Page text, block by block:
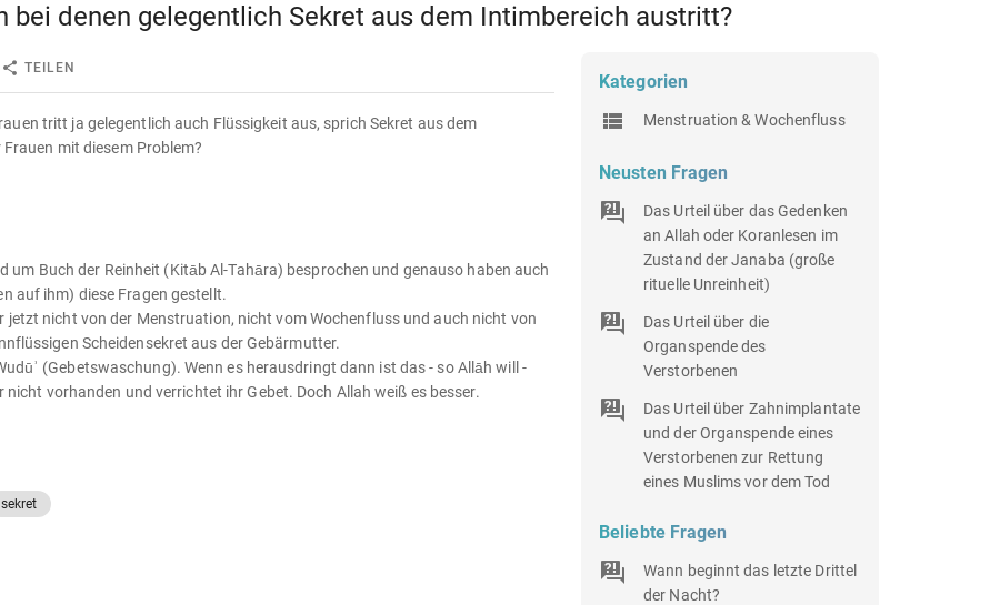
bei denen gelegentlich Sekret aus dem Intimbereich austritt?
TEILEN
tritt ja gelegentlich auch Flüssigkeit aus, sprich Sekret aus dem
mit diesem Problem?
um Buch der Reinheit (Kitāb Al-Tahāra) besprochen und genauso haben auch
auf ihm) diese Fragen gestellt.
jetzt nicht von der Menstruation, nicht vom Wochenfluss und auch nicht von
Scheidensekret aus der Gebärmutter.
(Gebetswaschung). Wenn es herausdringt dann ist das - so Allāh will -
vorhanden und verrichtet ihr Gebet. Doch Allah weiß es besser.
sekret
Kategorien
Menstruation & Wochenfluss
Neusten Fragen
Das Urteil über das Gedenken
an Allah oder Koranlesen im
Zustand der Janaba (große
rituelle Unreinheit)
Das Urteil über die
Organspende des
Verstorbenen
Das Urteil über Zahnimplantate
und der Organspende eines
Verstorbenen zur Rettung
eines Muslims vor dem Tod
Beliebte Fragen
Wann beginnt das letzte Drittel
der Nacht?